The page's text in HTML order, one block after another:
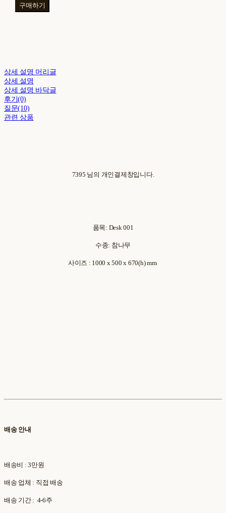
구매하기
상세 설명 머리글
상세 설명
상세 설명 바닥글
후기(0)
질문(10)
관련 상품
7395 님의 개인결제창입니다.
품목: Desk 001
수종: 참나무
사이즈 : 1000 x 500 x 670(h) mm
배송 안내
배송비 : 3만원
배송 업체 : 직접 배송
배송 기간 : 4-6주